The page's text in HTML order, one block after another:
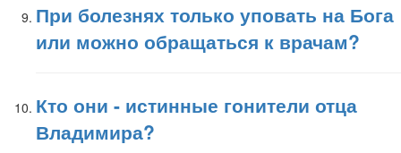
При болезнях только уповать на Бога
или можно обращаться к врачам?
Кто они - истинные гонители отца
Владимира?